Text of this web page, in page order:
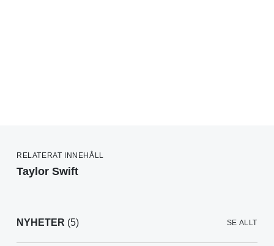
RELATERAT INNEHÅLL
Taylor Swift
NYHETER (5) SE ALLT